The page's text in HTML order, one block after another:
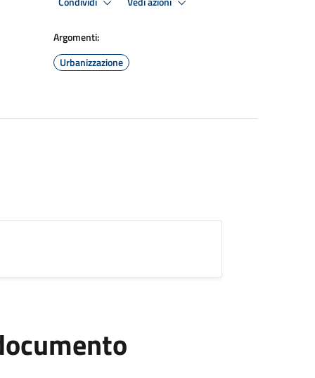
Argomenti:
Urbanizzazione